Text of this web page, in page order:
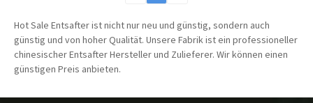
Hot Sale Entsafter ist nicht nur neu und günstig, sondern auch
günstig und von hoher Qualität. Unsere Fabrik ist ein professioneller
chinesischer Entsafter Hersteller und Zulieferer. Wir können einen
günstigen Preis anbieten.